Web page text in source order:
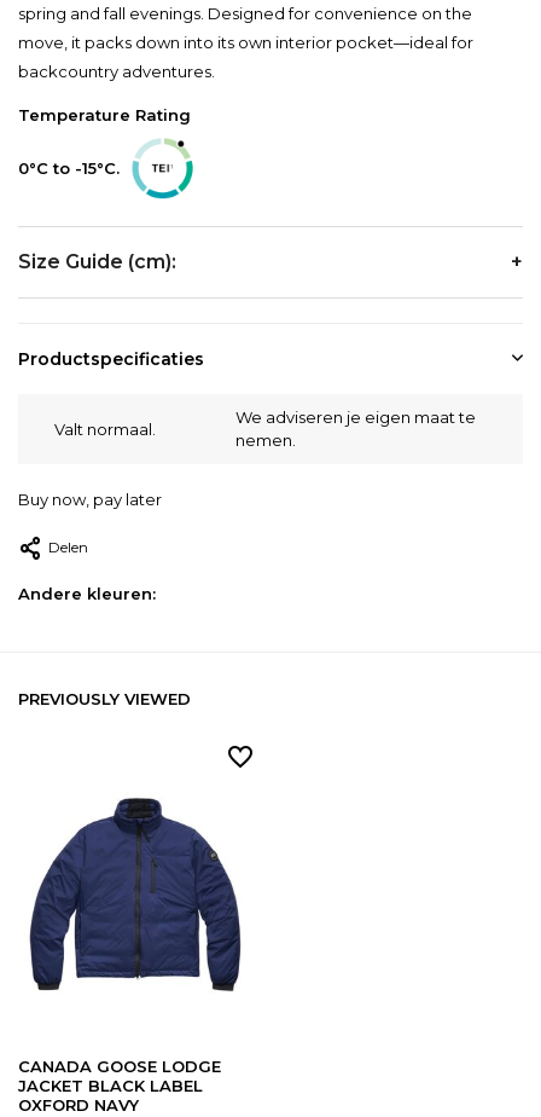
spring and fall evenings. Designed for convenience on the
move, it packs down into its own interior pocket—ideal for
backcountry adventures.
Temperature Rating
0°C to -15°C.
Size Guide (cm):
99-102
L
Productspecificaties
Valt normaal.
We adviseren je eigen maat te
nemen.
Buy now, pay later
Delen
Andere kleuren:
PREVIOUSLY VIEWED
CANADA GOOSE LODGE
JACKET BLACK LABEL
OXFORD NAVY